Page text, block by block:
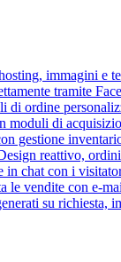
immagini e
tramite
di ordine
moduli di
gestione
reattivo,
in chat con i
le vendite con e-
su richiesta,